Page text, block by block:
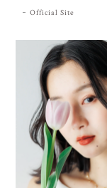
Official Site